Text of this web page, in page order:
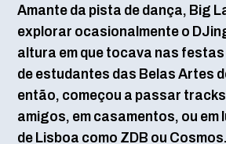
Amante da pista de dança, Big
explorar ocasionalmente o
altura em que tocava nas
de estudantes das Belas Artes
então, começou a passar
amigos, em casamentos, ou
de Lisboa como ZDB ou Cosmos.